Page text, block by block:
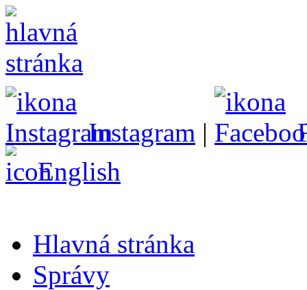
Instagram |
English
Hlavná stránka
Správy